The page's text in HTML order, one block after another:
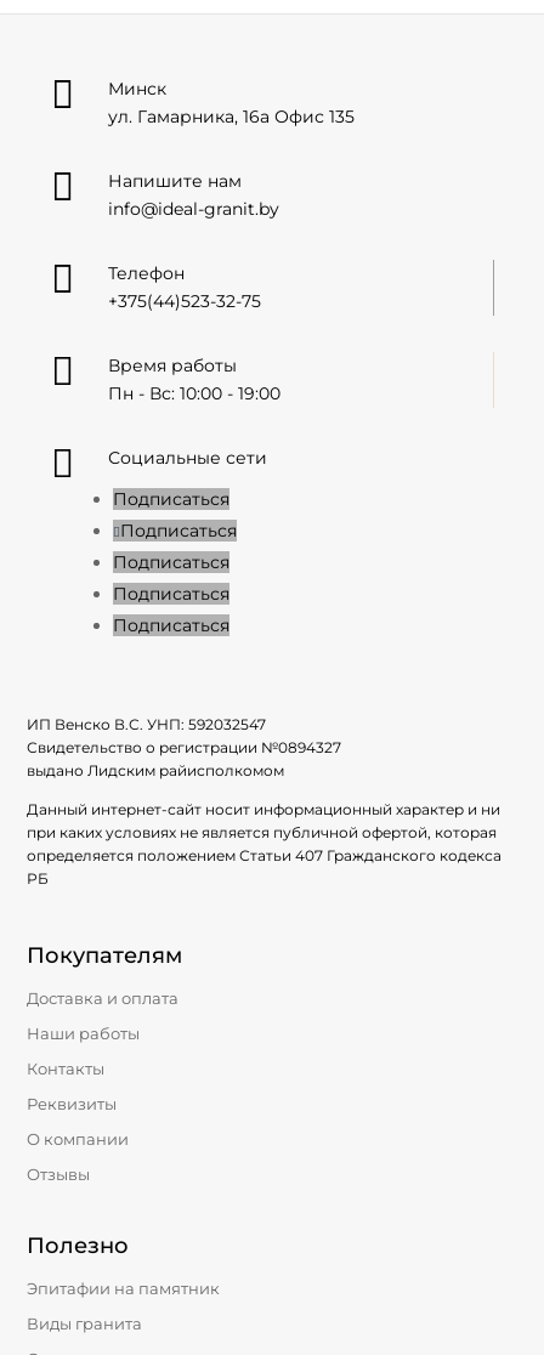

Минск
ул. Гамарника, 16а Офис 135

Напишите нам
info@ideal-granit.by

Телефон
+375(44)523-32-75

Время работы
Пн - Вс: 10:00 - 19:00

Социальные сети
Подписаться
Подписаться
Подписаться
Подписаться
Подписаться
ИП Венско В.С. УНП:592032547
Свидетельство о регистрации №0894327
выдано Лидским райисполкомом
Данный интернет-сайт носит информационный характер и ни
при каких условиях не является публичной офертой, которая
определяется положением Статьи 407 Гражданского кодекса
РБ
Покупателям
Доставка и оплата
Наши работы
Контакты
Реквизиты
О компании
Отзывы
Полезно
Эпитафии на памятник
Виды гранита